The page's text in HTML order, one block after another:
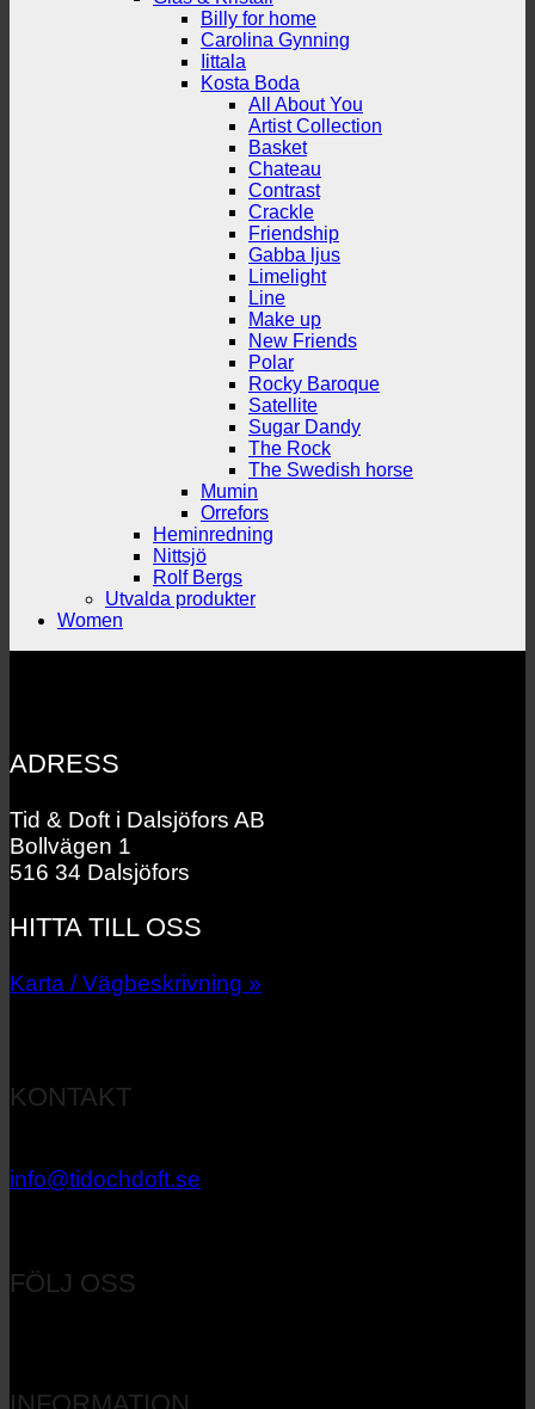
Billy for home
Carolina Gynning
Iittala
Kosta Boda
All About You
Artist Collection
Basket
Chateau
Contrast
Crackle
Friendship
Gabba ljus
Limelight
Line
Make up
New Friends
Polar
Rocky Baroque
Satellite
Sugar Dandy
The Rock
The Swedish horse
Mumin
Orrefors
Heminredning
Nittsjö
Rolf Bergs
Utvalda produkter
Women
ADRESS
Tid & Doft i Dalsjöfors AB
Bollvägen 1
516 34 Dalsjöfors
HITTA TILL OSS
Karta / Vägbeskrivning »
KONTAKT
info@tidochdoft.se
FÖLJ OSS